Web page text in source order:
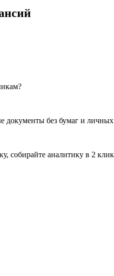
документы без бумаг и личных
собирайте аналитику в 2